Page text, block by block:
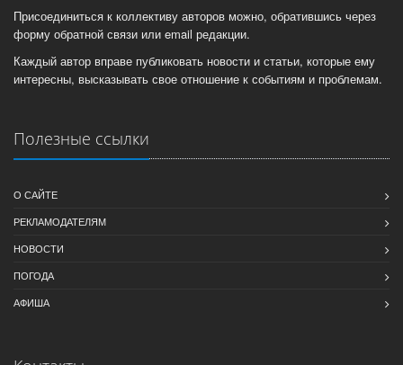
Присоединиться к коллективу авторов можно, обратившись через
форму обратной связи или email редакции.
Каждый автор вправе публиковать новости и статьи, которые ему
интересны, высказывать свое отношение к событиям и проблемам.
Полезные ссылки
О САЙТЕ
РЕКЛАМОДАТЕЛЯМ
НОВОСТИ
ПОГОДА
АФИША